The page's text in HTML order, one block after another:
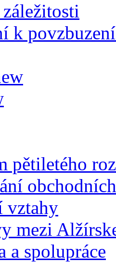
k
pětiletého
vztahy
mezi
a spolupráce